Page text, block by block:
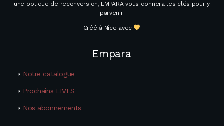
une optique de reconversion, EMPARA vous donnera les clés pour y
parvenir.
Créé à Nice avec
Empara
Notre catalogue
Prochains LIVES
Nos abonnements